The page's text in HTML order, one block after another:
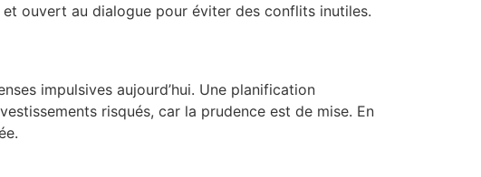
ouvert au dialogue pour éviter des conflits inutiles.
impulsives aujourd’hui. Une planification
risqués, car la prudence est de mise. En